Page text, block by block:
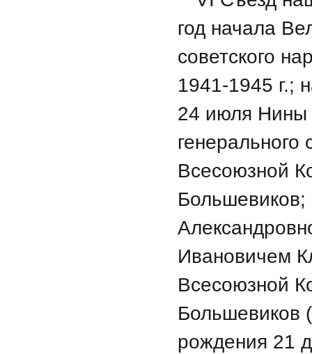
год начала
советского
1941-1945 г.;
24 июля Нины
Всесоюзной
Большевиков;
Ивановичем
Всесоюзной
Большевиков
рождения 21